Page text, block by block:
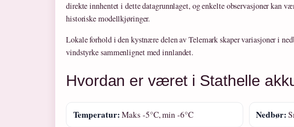
direkte innhentet i dette datagrunnlaget, og enkelte observasjoner kan
historiske modellkjøringer.
Lokale forhold i den kystnære delen av Telemark skaper variasjoner i
vindstyrke sammenlignet med innlandet.
Hvordan er været i Stathelle
Temperatur:Maks -5°C, min -6°C Nedbør: